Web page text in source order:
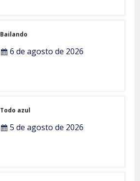
Bailando
6 de agosto de 2026
Todo azul
5 de agosto de 2026